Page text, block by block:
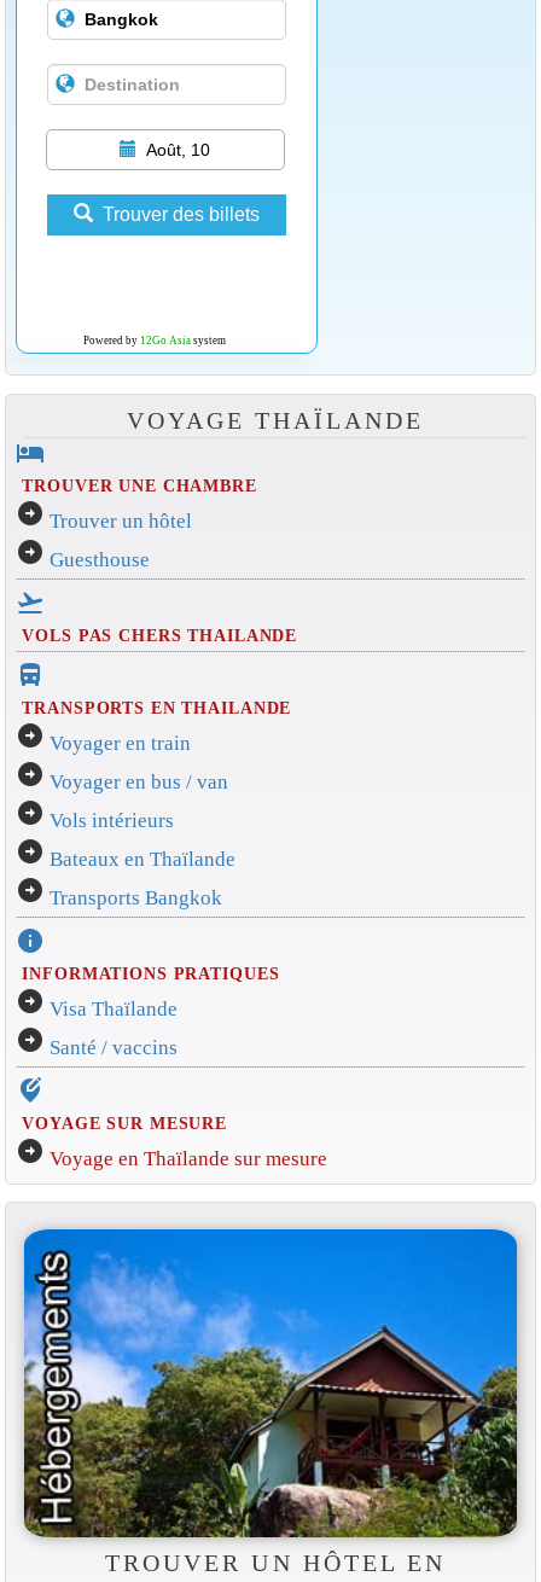
Août, 10
Trouver des billets
Powered by 12Go Asiasystem
VOYAGE THAÏLANDE
hotel
TROUVER UNE CHAMBRE
arrow_circle_right Trouver un hôtel
arrow_circle_right Guesthouse
flight_takeoff
VOLS PAS CHERS THAILANDE
directions_bus_filled
TRANSPORTS EN THAILANDE
arrow_circle_right Voyager en train
arrow_circle_right Voyager en bus / van
arrow_circle_right Vols intérieurs
arrow_circle_right Bateaux en Thaïlande
arrow_circle_right Transports Bangkok
info
INFORMATIONS PRATIQUES
arrow_circle_right Visa Thaïlande
arrow_circle_right Santé / vaccins
edit_location_alt
VOYAGE SUR MESURE
arrow_circle_right Voyage en Thaïlande sur mesure
TROUVER UN HÔTEL EN